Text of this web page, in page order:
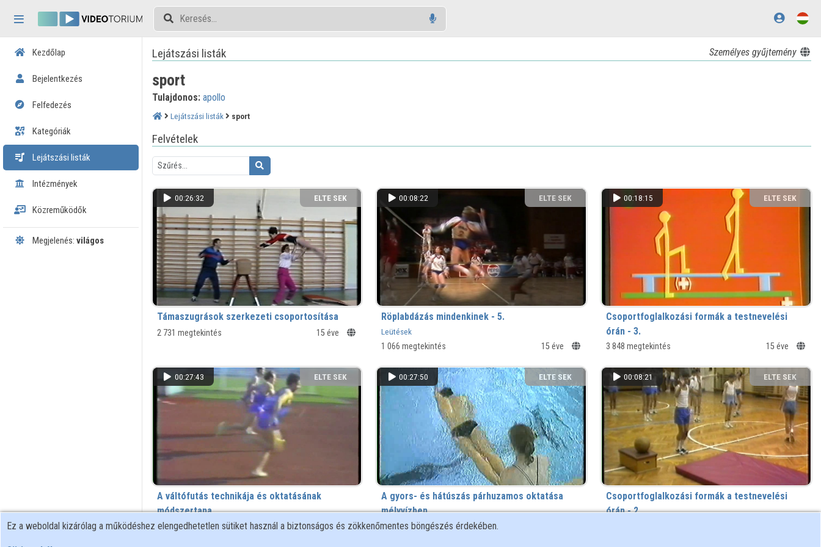
Tartalom kihagyása
Kezdőlap
Bejelentkezés
Felfedezés
Kategóriák
Lejátszási listák
Intézmények
Közreműködők
Megjelenés: világos
Lejátszási listák Személyes gyűjtemény
sport
Tulajdonos: apollo
Lejátszási listák sport
Felvételek
00:26:32
ELTE SEK
Támaszugrások szerkezeti csoportosítása
2 731 megtekintés 15 éve
00:08:22
ELTE SEK
Röplabdázás mindenkinek - 5.
Leütések
1 066 megtekintés 15 éve
00:18:15
ELTE SEK
Csoportfoglalkozási formák a testnevelési
órán - 3.
Gyakorlóállomások
3 848 megtekintés 15 éve
00:27:43
ELTE SEK
KÖNYVTÁRA
A váltófutás technikája és oktatásának
módszertana
6 240 megtekintés 15 éve
00:27:50
ELTE SEK
KÖNYVTÁRA
A gyors- és hátúszás párhuzamos oktatása
mélyvízben
5 664 megtekintés
00:08:21
ELTE SEK
KÖNYVTÁRA
Csoportfoglalkozási formák a testnevelési
órán - 2.
Ez a weboldal kizárólag a működéshez elengedhetetlen sütiket használ a biztonságos és zökkenőmentes böngészés érdekében.